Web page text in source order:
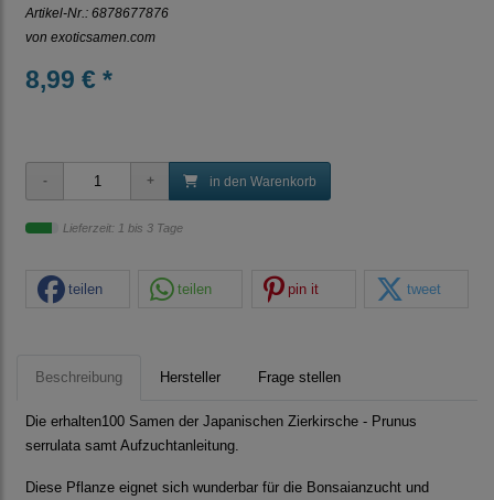
Artikel-Nr.: 6878677876
von exoticsamen.com
8,99 € *
in den Warenkorb
Lieferzeit: 1 bis 3 Tage
teilen teilen pin it tweet
Beschreibung Hersteller Frage stellen
Die erhalten100 Samen der Japanischen Zierkirsche - Prunus
serrulata samt Aufzuchtanleitung.
Diese Pflanze eignet sich wunderbar für die Bonsaianzucht und